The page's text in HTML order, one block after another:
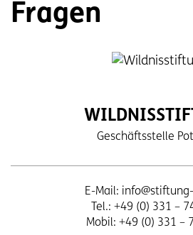
Fragen
Geschäftsstelle
E-Mail:
Tel.: +49 (0) 331 –
Mobil: +49 (0) 331 –